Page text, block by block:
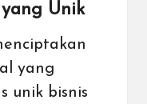
Unik
yang
unik bisnis